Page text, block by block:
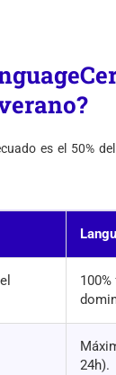
es el 50%
24h).